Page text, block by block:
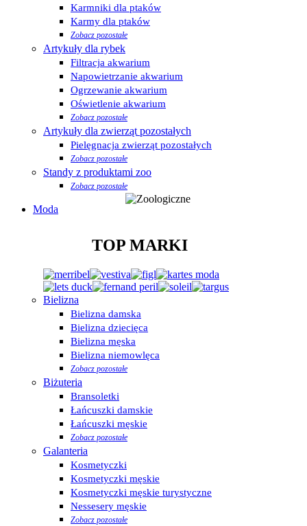
Karmniki dla ptaków
Karmy dla ptaków
Zobacz pozostałe
Artykuły dla rybek
Filtracja akwarium
Napowietrzanie akwarium
Ogrzewanie akwarium
Oświetlenie akwarium
Zobacz pozostałe
Artykuły dla zwierząt pozostałych
Pielęgnacja zwierząt pozostałych
Zobacz pozostałe
Standy z produktami zoo
Zobacz pozostałe
Moda
TOP MARKI
Bielizna
Bielizna damska
Bielizna dziecięca
Bielizna męska
Bielizna niemowlęca
Zobacz pozostałe
Biżuteria
Bransoletki
Łańcuszki damskie
Łańcuszki męskie
Zobacz pozostałe
Galanteria
Kosmetyczki
Kosmetyczki męskie
Kosmetyczki męskie turystyczne
Nessesery męskie
Zobacz pozostałe